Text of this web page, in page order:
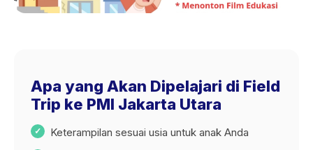
Apa yang Akan Dipelajari di Field
Trip ke PMI Jakarta Utara
Keterampilan sesuai usia untuk anak Anda